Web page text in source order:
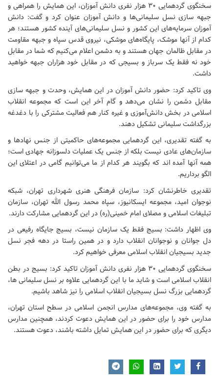
سخنگوی گردهمایی ۳۰ هزار نفری دانش آموزان، این همایش را همراهی و
جبهه سازی نسل سلیمانی‌ها و دانش آموزان عنوان کرد و گفت: دانش
آموزان سرمایه‌های این کشور و نسل سلیمانی‌های آینده کشور هستند؛ هر
کدام از آنها موشک، پایگاه‌های موشکی، نیروی قدس سپاه و جبهه مقاومت
در مقابل ظالمان جهان هستند و به دشمن اعلام می‌کنیم که شما در مقابل
خود نه فقط یک سرباز و بسیجی که در مقابل خود هزاران جبهه خواهید
داشت.
وی تاکید کرد: حضور دانش آموزان در این همایش، وحدت و جبهه سازی
مقابل دشمن را نشان می‌دهد و گام آخر این است که مجموعه انقلاب
اسلامی در بخش دانش‌آموزی و غیره کنار هم فعالیت مشترکی را با دغدغه
بزرگداشت سلیمانی تشکیل دهند.
به گفته تقدیری، این گردهمایی مجموعه‌های حاکمیتی از جنس نهادها و
سازمان‌های عادی نیست بلکه از جنس یک عملیات دلسوزانه جهادی است؛
همه آنها آمده اند که بگویند هر کدام از ما می‌توانیم گامی در اعتلای این
الگو برداریم.
تقدیری خاطرنشان کرد: سازمان فرهنگی هنری شهرداری تهران، شبکه
نوجوان امید، مجموعه ایسکانیوز، سپاه محمد رسول الله تهران، سازمان
تبلیغات اسلامی و مصلای امام خمینی(ره) در این گردهمایی مشارکت دارند.
وی اظهار داشت: بسیج فقط یک سازمان نیست، بسیج جایگاه رفیعی در
دل جوانان و نوجوانان انقلاب دارد و در همین راستا در دهه فجر نسل
جدید بسیجیان انقلاب اسلامی معرفی خواهیم کرد.
سخنگوی گردهمایی ۳۰ هزار نفری دانش آموزان تاکید کرد: بسیج در بطن
انقلاب اسلامی است و شاید ما با این گردهمایی علاوه بر نسل سلیمانی ها،
گردهمایی بزرگ نسل بسیجیان انقلاب اسلامی را نیز شاهد باشیم.
به گفته وی، مجموعه‌های مدارس انجمن اسلامی در سطح استان تهران،
مدارس خود را برای حضور در این همایش دعوت کردند، همچنین مدارس
دیگری که برای حضور در این همایش تمایل داشته باشند، دعوت هستند.